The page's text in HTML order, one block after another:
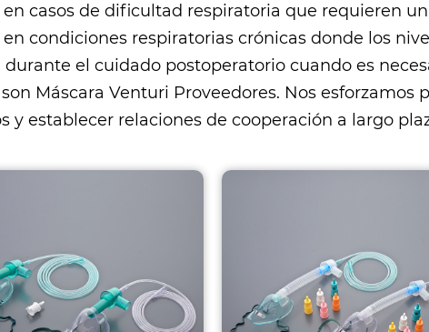
en casos de dificultad respiratoria que requieren
condiciones respiratorias crónicas donde los
durante el cuidado postoperatorio cuando es
Máscara Venturi Proveedores. Nos esforzamos
y establecer relaciones de cooperación a largo